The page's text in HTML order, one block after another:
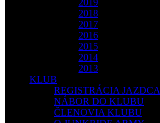
2019
2018
2017
2016
2015
2014
2013
KLUB
REGISTRÁCIA JAZDCA
NÁBOR DO KLUBU
ČLENOVIA KLUBU